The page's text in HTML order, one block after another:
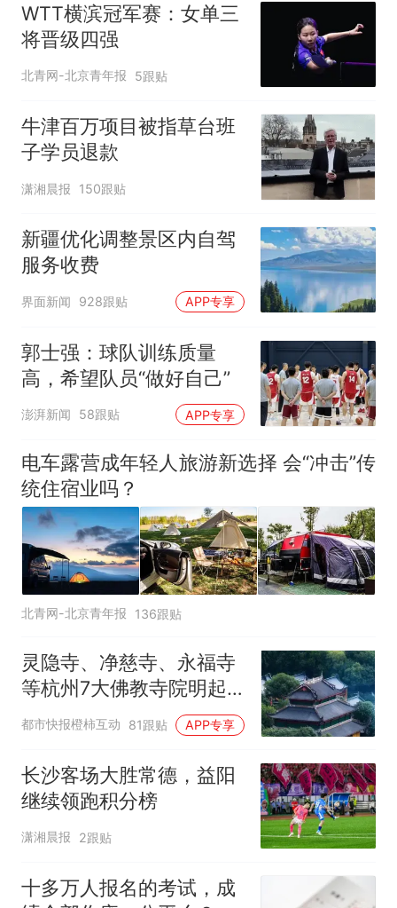
WTT横滨冠军赛：女单三
将晋级四强
北青网-北京青年报 5跟贴
牛津百万项目被指草台班
子学员退款
潇湘晨报 150跟贴
新疆优化调整景区内自驾
服务收费
界面新闻 928跟贴 APP专享
郭士强：球队训练质量
高，希望队员“做好自己”
澎湃新闻 58跟贴 APP专享
电车露营成年轻人旅游新选择 会“冲击”传
统住宿业吗？
北青网-北京青年报 136跟贴
灵隐寺、净慈寺、永福寺
等杭州7大佛教寺院明起
临时关闭，别跑空了
都市快报橙柿互动 81跟贴 APP专享
长沙客场大胜常德，益阳
继续领跑积分榜
潇湘晨报 2跟贴
十多万人报名的考试，成